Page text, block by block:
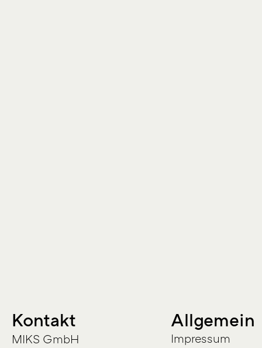
Kontakt
MIKS GmbH
Allgemein
Impressum